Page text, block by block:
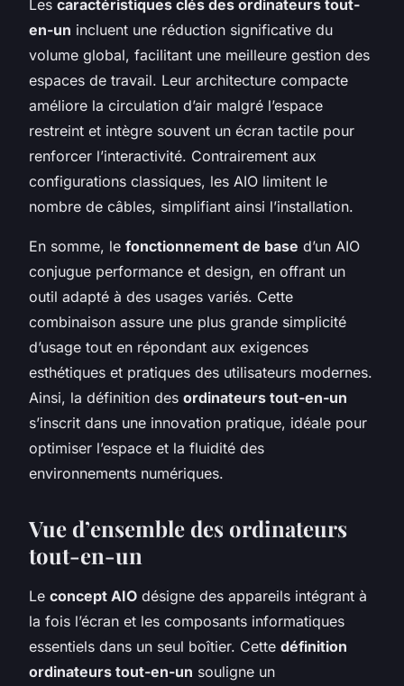
Les caractéristiques clés des ordinateurs tout-
en-un incluent une réduction significative du
volume global, facilitant une meilleure gestion des
espaces de travail. Leur architecture compacte
améliore la circulation d’air malgré l’espace
restreint et intègre souvent un écran tactile pour
renforcer l’interactivité. Contrairement aux
configurations classiques, les AIO limitent le
nombre de câbles, simplifiant ainsi l’installation.
En somme, le fonctionnement de base d’un AIO
conjugue performance et design, en offrant un
outil adapté à des usages variés. Cette
combinaison assure une plus grande simplicité
d’usage tout en répondant aux exigences
esthétiques et pratiques des utilisateurs modernes.
Ainsi, la définition des ordinateurs tout-en-un
s’inscrit dans une innovation pratique, idéale pour
optimiser l’espace et la fluidité des
environnements numériques.
Vue d’ensemble des ordinateurs
tout-en-un
Le concept AIO désigne des appareils intégrant à
la fois l’écran et les composants informatiques
essentiels dans un seul boîtier. Cette définition
ordinateurs tout-en-un souligne un